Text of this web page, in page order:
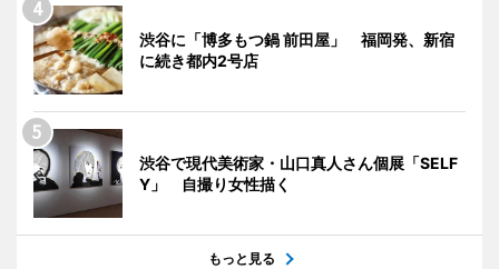
渋谷に「博多もつ鍋 前田屋」 福岡発、新宿
に続き都内2号店
渋谷で現代美術家・山口真人さん個展「SELF
Y」 自撮り女性描く
もっと見る